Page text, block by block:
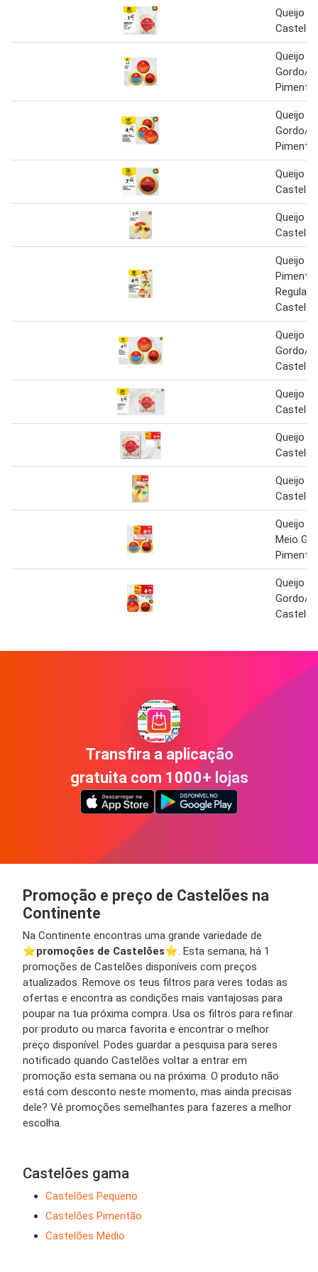
Queijo
Queijo
Gordo/
Queijo
Gordo/
Queijo
Queijo
Queijo
Regular/
Queijo
Gordo/
Queijo
Queijo
Queijo
Queijo
Meio
Queijo
Gordo/
Transfira a aplicação
gratuita com 1000+ lojas
Promoção e preço de Castelões na
Continente
Na Continente encontras uma grande variedade de
⭐️promoções de Castelões⭐️. Esta semana, há 1
promoções de Castelões disponíveis com preços
atualizados. Remove os teus filtros para veres todas as
ofertas e encontra as condições mais vantajosas para
poupar na tua próxima compra. Usa os filtros para refinar
por produto ou marca favorita e encontrar o melhor
preço disponível. Podes guardar a pesquisa para seres
notificado quando Castelões voltar a entrar em
promoção esta semana ou na próxima. O produto não
está com desconto neste momento, mas ainda precisas
dele? Vê promoções semelhantes para fazeres a melhor
escolha.
Castelões gama
Castelões Pequeno
Castelões Pimentão
Castelões Médio